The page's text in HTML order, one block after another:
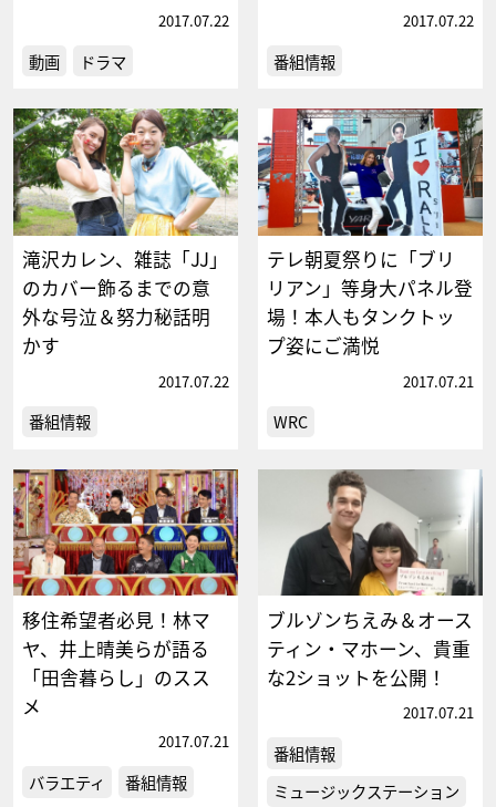
2017.07.22
動画 ドラマ
2017.07.22
番組情報
滝沢カレン、雑誌「JJ」
のカバー飾るまでの意
外な号泣＆努力秘話明
かす
2017.07.22
番組情報
テレ朝夏祭りに「ブリ
リアン」等身大パネル登
場！本人もタンクトッ
プ姿にご満悦
2017.07.21
WRC
移住希望者必見！林マ
ヤ、井上晴美らが語る
「田舎暮らし」のスス
メ
2017.07.21
バラエティ 番組情報
ブルゾンちえみ＆オース
ティン・マホーン、貴重
な2ショットを公開！
2017.07.21
番組情報
ミュージックステーション